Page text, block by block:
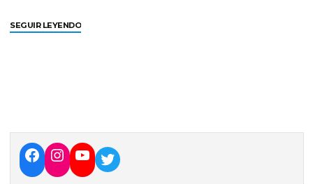
SEGUIR LEYENDO